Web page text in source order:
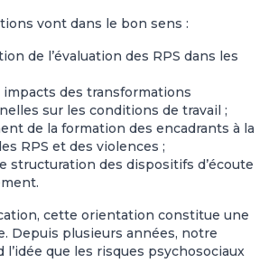
vont dans le bon sens :
de l’évaluation des RPS dans les
impacts des transformations
sur les conditions de travail ;
de la formation des encadrants à la
RPS et des violences ;
structuration des dispositifs d’écoute
cette orientation constitue une
Depuis plusieurs années, notre
que les risques psychosociaux